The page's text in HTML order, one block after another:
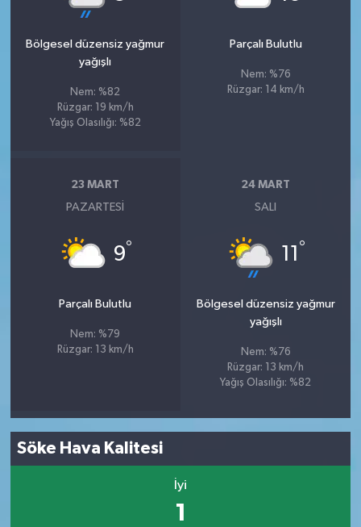
Bölgesel düzensiz yağmur
yağışlı
Nem: %82
Rüzgar: 19 km/h
Yağış Olasılığı: %82
Parçalı Bulutlu
Nem: %76
Rüzgar: 14 km/h
23 MART
PAZARTESI
9°
Parçalı Bulutlu
Nem: %79
Rüzgar: 13 km/h
24 MART
SALI
11 °
Bölgesel düzensiz yağmur
yağışlı
Nem: %76
Rüzgar: 13 km/h
Yağış Olasılığı: %82
Söke Hava Kalitesi
İyi
1